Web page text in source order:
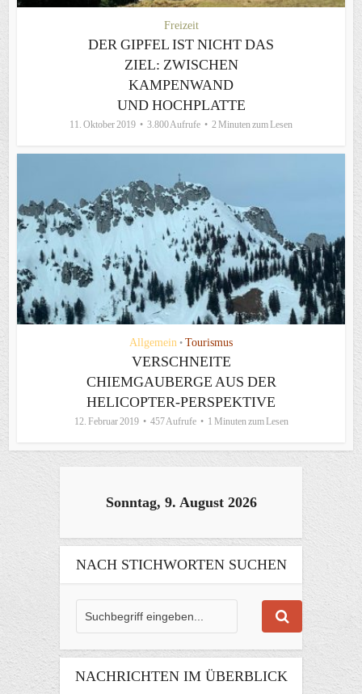
Freizeit
DER GIPFEL IST NICHT DAS
ZIEL: ZWISCHEN
KAMPENWAND
UND HOCHPLATTE
11. Oktober 2019 3.800 Aufrufe 2 Minuten zum Lesen
Allgemein • Tourismus
VERSCHNEITE
CHIEMGAUBERGE AUS DER
HELICOPTER-PERSPEKTIVE
12. Februar 2019 457 Aufrufe 1 Minuten zum Lesen
Sonntag, 9. August 2026
NACH STICHWORTEN SUCHEN
NACHRICHTEN IM ÜBERBLICK